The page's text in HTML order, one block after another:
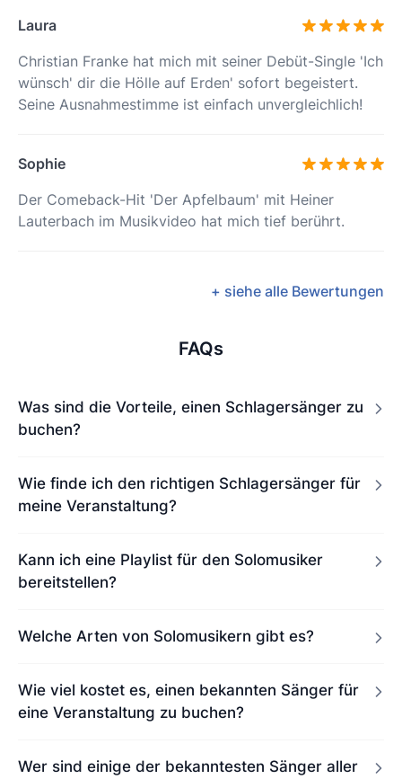
Laura
Christian Franke hat mich mit seiner Debüt-Single 'Ich
wünsch' dir die Hölle auf Erden' sofort begeistert.
Seine Ausnahmestimme ist einfach unvergleichlich!
Sophie
Der Comeback-Hit 'Der Apfelbaum' mit Heiner
Lauterbach im Musikvideo hat mich tief berührt.
+ siehe alle Bewertungen
FAQs
Was sind die Vorteile, einen Schlagersänger zu
buchen?
Wie finde ich den richtigen Schlagersänger für
meine Veranstaltung?
Kann ich eine Playlist für den Solomusiker
bereitstellen?
Welche Arten von Solomusikern gibt es?
Wie viel kostet es, einen bekannten Sänger für
eine Veranstaltung zu buchen?
Wer sind einige der bekanntesten Sänger aller